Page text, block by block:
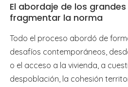
El abordaje de los
fragmentar la norma
Todo el proceso abordó de
desafíos contemporáneos,
o el acceso a la vivienda, a
despoblación, la cohesión